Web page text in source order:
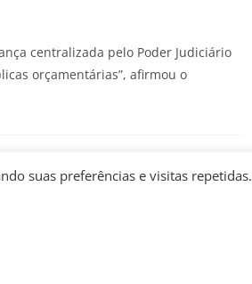
centralizada pelo Poder Judiciário
orçamentárias”, afirmou o
suas preferências e visitas repetidas.